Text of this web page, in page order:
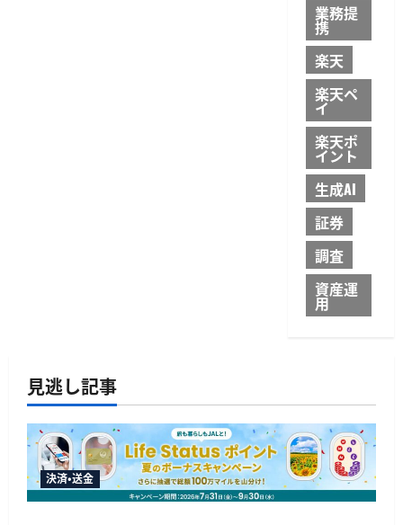
業務提
携
楽天
楽天ペ
イ
楽天ポ
イント
生成AI
証券
調査
資産運
用
見逃し記事
決済・送金